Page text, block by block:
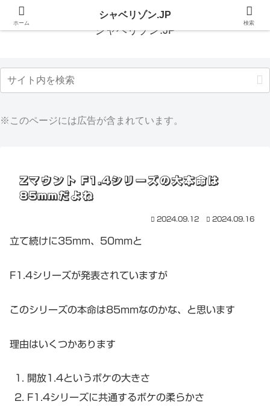
シャベリゾン.JP
※このページには広告が含まれています。
Zマウント F1.4シリーズの大本命は
85mmだよね
2024.09.12 2024.09.16
立て続けに35mm、50mmと
F1.4シリーズが発表されていますが
このシリーズの本命は85mmなのかな、と思います
理由はいくつかあります
開放1.4というボケの大きさ
F1.4シリーズに共通するボケの柔らかさ
ホーム
シャベリゾン.JP
検索